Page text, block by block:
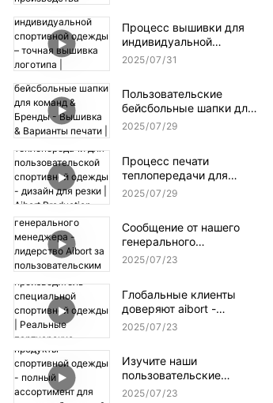
Процесс вышивки для
индивидуальной
спортивной одежды –
фабрики AIBORT
2025 07 31
Пользовательские
бейсбольные шапки для
команд & Бренды -
Cap
2025 07 29
Процесс печати
теплопередачи для
пользовательской
Production Workflow
2025 07 29
Сообщение от нашего
генерального
менеджера - лидерство
успехом спортивной
одежды
2025 07 23
Глобальные клиенты
доверяют aibort -
производитель
партнерские отношения,
реальные результаты
2025 07 23
Изучите наши
пользовательские
продукты спортивной
2025 07 23